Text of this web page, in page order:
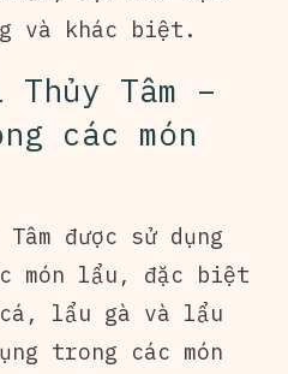
và khác biệt.
Tâm –
các món
được sử dụng
món lẩu, đặc biệt
lẩu gà và lẩu
trong các món